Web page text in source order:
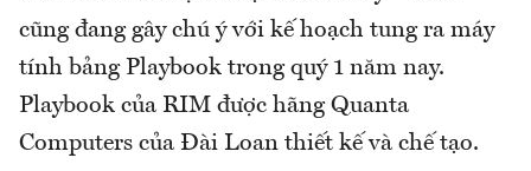
cũng đang gây chú ý với kế hoạch tung ra máy
tính bảng Playbook trong quý 1 năm nay.
Playbook của RIM được hãng Quanta
Computers của Đài Loan thiết kế và chế tạo.